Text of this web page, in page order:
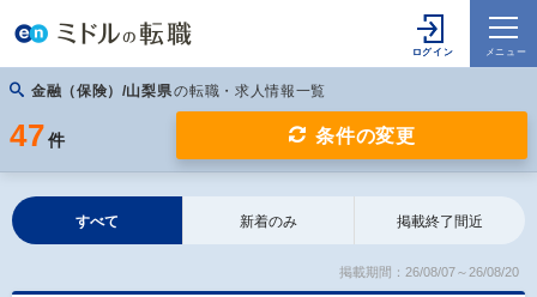
金融（保険）/山梨県の転職・求人情報一覧
47 件 条件の変更
すべて 新着のみ 掲載終了間近
掲載期間：26/08/07～26/08/20